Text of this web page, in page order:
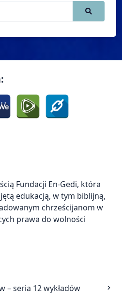
Fundacji En-Gedi, która
edukacją, w tym biblijną,
chrześcijanom w
prawa do wolności
– seria 12 wykładów